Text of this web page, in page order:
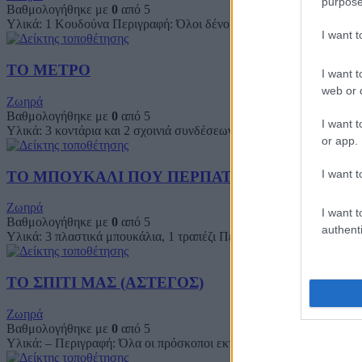
I want
I want
web or
I want
or app.
I want
I want
Βαθμολογήθηκε με 0 από 5
Υλικά: 1 Κουδούνα Περιγραφή: Όλοι δένουν τα μάτια τους και
ΤΟ ΜΕΤΡΟ
Ζωηρά
Βαθμολογήθηκε με 0 από 5
Υλικά: 3 κοντάρια και 2 σχοινιά συνδέσεων ανά Ενωμοτία.
ΤΟ ΜΠΟΥΚΑΛΙ ΠΟΥ ΠΕΡΠΑΤΑΕΙ (WALKER
Ζωηρά
Βαθμολογήθηκε με 0 από 5
Υλικά: 3 πλαστικά μπουκάλια, 1 τραπέζι Περιγραφή: Πάνω σε ένα
ΤΟ ΣΠΙΤΙ ΜΑΣ (ΑΣΤΕΓΟΣ)
Ζωηρά
Βαθμολογήθηκε με 0 από 5
Υλικά: – Περιγραφή: Όλα οι πρόσκοποι εκτός από δύο βρίσκουν ένα